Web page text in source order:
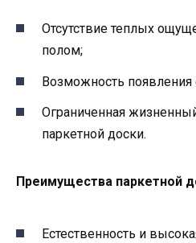
Отсутствие теплых
полом;
Возможность появления
Ограниченная
паркетной доски.
Преимущества паркетной
Естественность и